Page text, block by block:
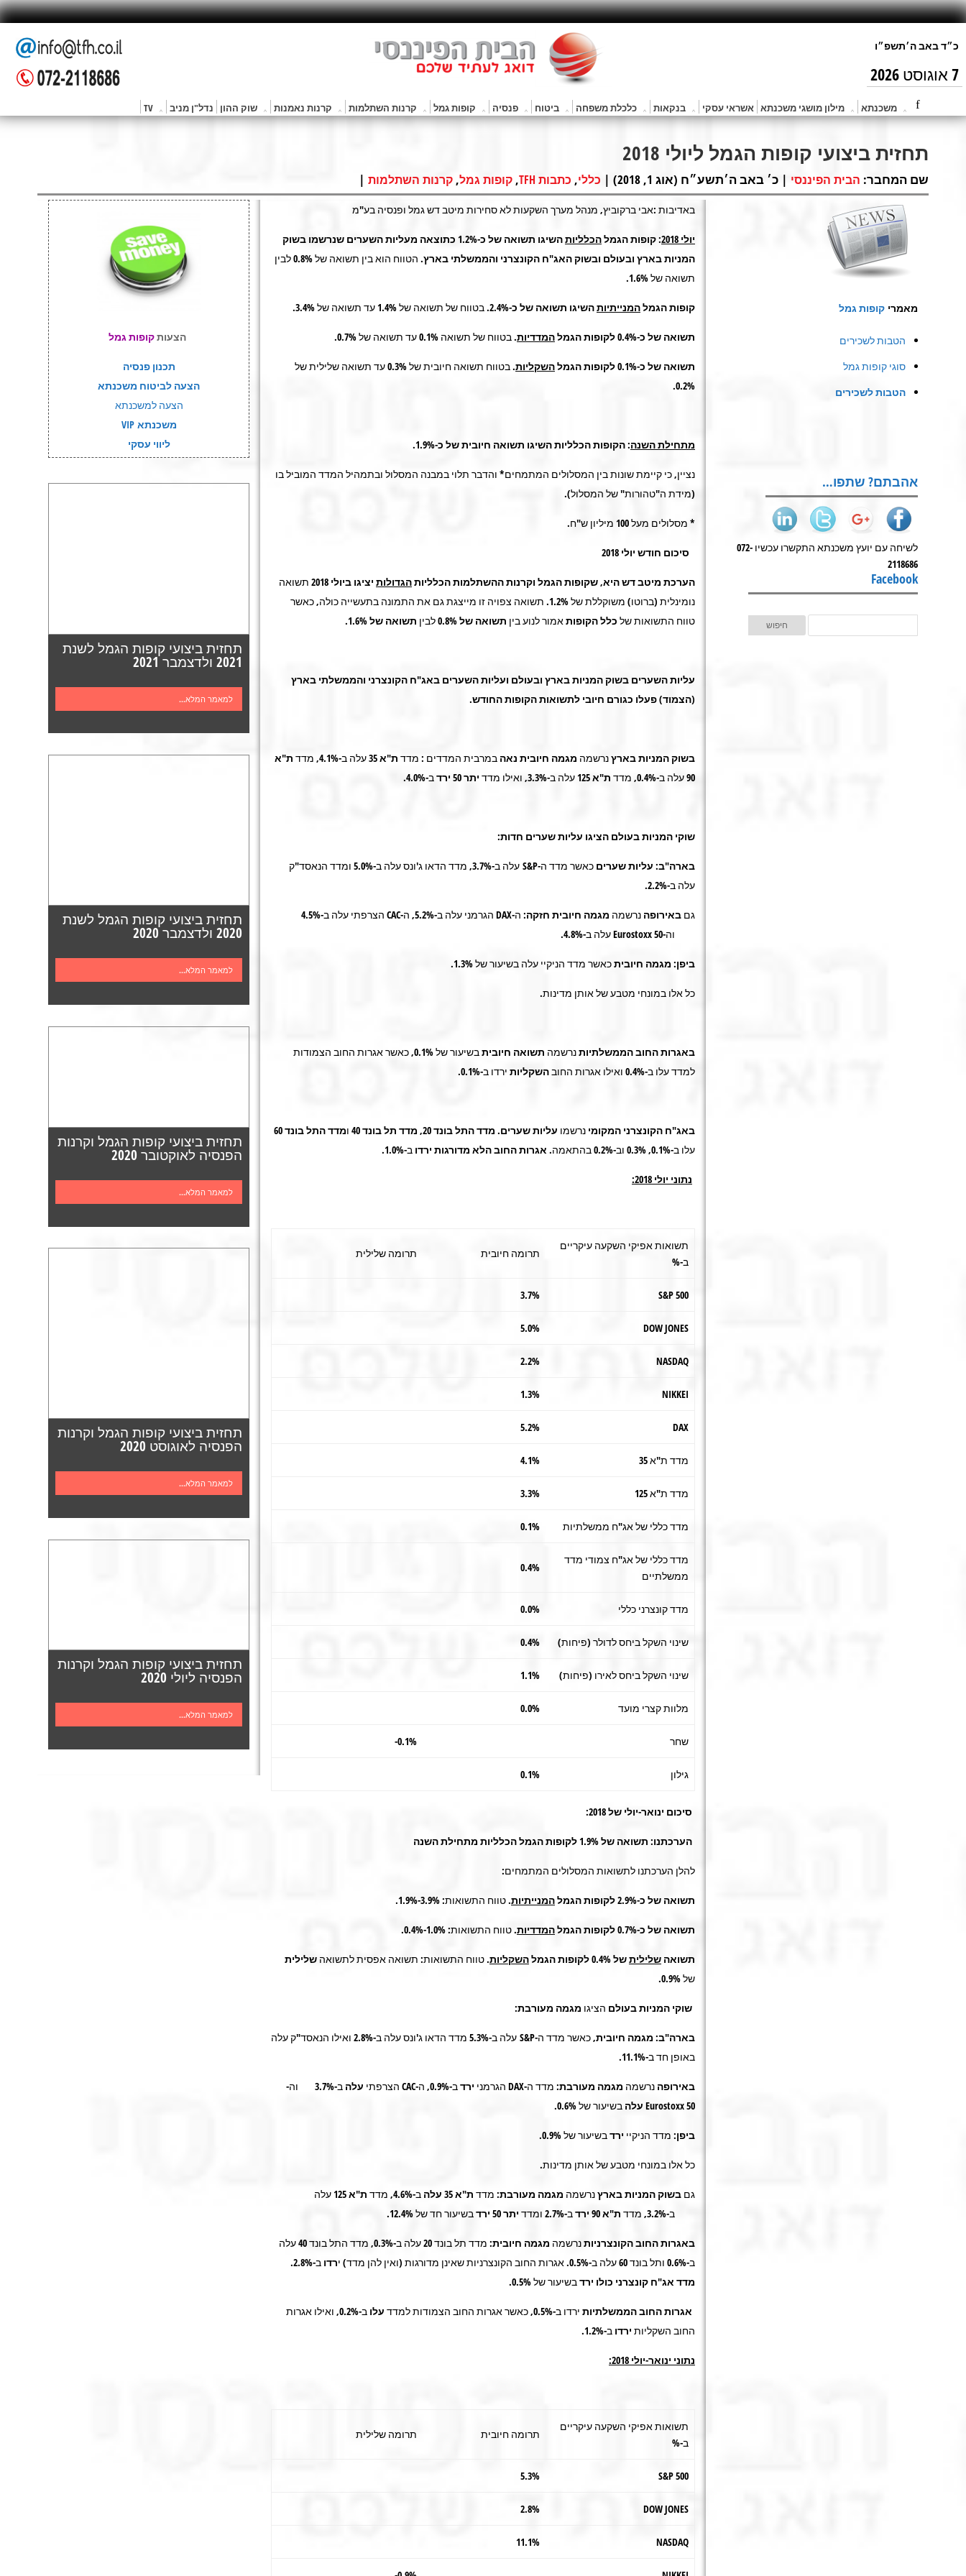
7 אוגוסט 2026
משכנתא מילון מושגי משכנתא אשראי עסקי בנקאות כלכלת משפחה ביטוח פנסיה קופות גמל קרנות השתלמות קרנות נאמנות שוק ההון נדל"ן מניב TV
תחזית ביצועי קופות הגמל ליולי 2018
שם המחבר: הבית הפיננסי | כ׳ באב ה׳תשע״ח (אוג 1, 2018) | כללי, כתבות TFH , קופות גמל, קרנות השתלמות |
הצעותקופות גמל
תכנון פנסיה
הצעה לביטוח משכנתא
הצעה למשכנתא
משכנתא VIP
ליווי עסקי
תחזית ביצועי קופות הגמל לשנת
2021 ולדצמבר 2021
למאמר המלא...
תחזית ביצועי קופות הגמל לשנת
2020 ולדצמבר 2020
למאמר המלא...
תחזית ביצועי קופות הגמל וקרנות
הפנסיה לאוקטובר 2020
למאמר המלא...
תחזית ביצועי קופות הגמל וקרנות
הפנסיה לאוגוסט 2020
למאמר המלא...
תחזית ביצועי קופות הגמל וקרנות
הפנסיה ליולי 2020
למאמר המלא...
באדיבות :אבי ברקוביץ, מנהל מערך השקעות לא סחירות מיטב דש גמל ופנסיה בע"מ
יולי 2018 : קופות הגמלהכלליות
השיגו תשואה של כ-1.2% כתוצאה מעליות השערים שנרשמו בשוק
המניות בארץ ובעולם ובשוק האג"ח הקונצרני והממשלתי בארץ.
הטווח הוא בין תשואה של 0.8% לבין
תשואה של 1.6%.
קופות הגמלהמנייתיותהשיגו תשואה של כ-2.4%. בטווח של תשואה של 1.4% עד תשואה של 3.4%.
תשואה של כ-0.4% לקופות הגמל המדדיות.בטווח של תשואה 0.1% עד תשואה של 0.7%.
תשואה של כ-0.1% לקופות הגמל השקליות.
בטווח תשואה חיובית של 0.3% עד תשואה שלילית של
0.2%.
מתחילת השנה:הקופות הכלליות השיגו תשואה חיובית של כ-1.9%.
נציין, כי קיימת שונות בין המסלולים המתמחים* והדבר תלוי במבנה המסלול ובתמהיל המדד המוביל בו
(מידת ה"טהורות" של המסלול).
* מסלולים מעל 100 מיליון ש"ח .
סיכום חודש יולי 2018
הערכת מיטב דש היא, שקופות הגמל וקרנות ההשתלמות הכלליותהגדולות יציגו ביולי 2018
תשואה
נומינלית (ברוטו) משוקללת של
תשואה צפויה זו מייצגת גם את התמונה בתעשייה כולה, כאשר
טווח התשואות של כלל הקופותאמור לנוע בין תשואה של 0.8% לבין תשואה של1.6%
.
עליות השערים בשוק המניות בארץ ובעולם ועליות השערים באג"ח הקונצרני והממשלתי בארץ
(הצמוד) פעלו כגורם חיובי לתשואות הקופות החודש.
בשוק המניות בארץנרשמה מגמה חיובית נאה במרבית המדדים : מדד ת"א35עלה ב-4.1%, מדד
ת"א
90עלה ב-0.4%, מדד ת"א 125 עלה ב-3.3%, ואילו מדד יתר 50 ירדב-4.0%.
שוקי המניות בעולם הציגו עליות שערים חדות:
בארה"ב: עליות שערים
כאשר מדד ה-S&P עלה ב-3.7%, מדד הדאו ג'ונס עלה ב-5.0% ומדד הנאסד"ק
עלה ב-2.2%.
גם באירופה נרשמה מגמה חיובית חזקה
: ה-DAX הגרמני עלה ב-5.2%, ה-CAC הצרפתי עלה ב-4.5%
וה-Eurostoxx 50 עלה ב-4.8%.
ביפן: מגמה חיוביתכאשר מדד הניקיי עלה בשיעור של 1.3%.
כל אלו במונחי מטבע של אותן מדינות.
באגרות החוב הממשלתיותנרשמה תשואה חיובית
בשיעור של 0.1%, כאשר אגרות החוב הצמודות
למדד עלו ב-0.4% ואילו אגרות החוב
השקליות ירדו ב-0.1%.
באג"ח הקונצרני המקומי נרשמו עליות שערים. מדד התל בונד 20, מדד תל בונד 40 ומדד התל בונד 60
עלו ב-0.1%, 0.3% וב-0.2% בהתאמה.
אגרות החוב הלא מדורגות ירדו ב-1.0%.
נתוני יולי 2018:
תשואות אפיקי השקעה עיקריים
ב-%
תרומה חיובית תרומה שלילית
S&P 500
3.7%
DOW JONES
5.0%
NASDAQ
2.2%
NIKKEI
1.3%
DAX
5.2%
מדד ת"א 35 4.1%
מדד ת"א 125 3.3%
מדד כללי של אג"ח ממשלתיות 0.1%
מדד כללי של אג"ח צמודי מדד
ממשלתיים
0.4%
מדד קונצרני כללי 0.0%
שינוי השקל ביחס לדולר (פיחות) 0.4%
שינוי השקל ביחס לאירו (פיחות) 1.1%
מלוות קצרי מועד 0.0%
שחר 0.1%-
גילון 0.1%
סיכום ינואר-יולי של 2018:
הערכתנו: תשואה של 1.9% לקופות הגמל הכלליות מתחילת השנה
להלן הערכתנו לתשואות המסלולים המתמחים:
תשואה של כ-2.9% לקופות הגמל המנייתיות.טווח התשואות: 3.9%-1.9%.
תשואה של כ-0.7% לקופות הגמל המדדיות.טווח התשואות: 1.0%-0.4%.
תשואה שליליתשל 0.4% לקופות הגמל השקליות.טווח התשואות: תשואה אפסית לתשואה שלילית
של 0.9%.
שוקי המניות בעולם הציגו מגמה מעורבת:
בארה"ב: מגמה חיובית
, כאשר מדד ה-S&P עלה ב-5.3% מדד הדאו ג'ונס עלה ב-2.8% ואילו הנאסד"ק עלה
באופן חד ב-11.1%.
באירופה נרשמה מגמה מעורבת: מדד ה-DAX הגרמני ירדב-0.9%, ה-CAC הצרפתי עלה
ב-3.7% וה-
Eurostoxx 50 עלה בשיעור של 0.6%.
ביפן: מדד הניקיי ירדבשיעור של 0.9%.
כל אלו במונחי מטבע של אותן מדינות.
גם בשוק המניות בארץנרשמה מגמה מעורבת: מדד ת"א35 עלה ב-4.6%, מדד ת"א 125
עלה
ב-3.2%, מדד
ת"א 90 ירד ב-2.7% ומדד יתר 50 ירדבשיעור חד של 12.4%.
באגרות החוב הקונצרניותנרשמה מגמה חיובית:
מדד תל בונד 20 עלה ב-0.3%, מדד התל בונד 40 עלה
ב-0.6% ותל בונד 60 עלה ב-0.5%. אגרות החוב הקונצרניות שאינן מדורגות (ואין להן מדד) י
רדו ב-2.8%.
מדד אג"ח קונצרני כולו ירדבשיעור של 0.5%.
אגרות החוב הממשלתיות ירדו ב-0.5%, כאשר אגרות החוב הצמודות למדד עלו
ב-0.2%, ואילו אגרות
החוב השקליות ירדו ב-1.2%.
נתוני ינואר-יולי 2018:
תשואות אפיקי השקעה עיקריים
ב-%
תרומה חיובית תרומה שלילית
S&P 500
5.3%
DOW JONES
2.8%
NASDAQ
11.1%
מאמרי קופות גמל
הטבות לשכירים
סוגי קופות גמל
הטבות לשכירים
אהבתם? שתפו…
לשיחה עם יועץ משכנתא התקשרו עכשיו 072-
2118686
Facebook